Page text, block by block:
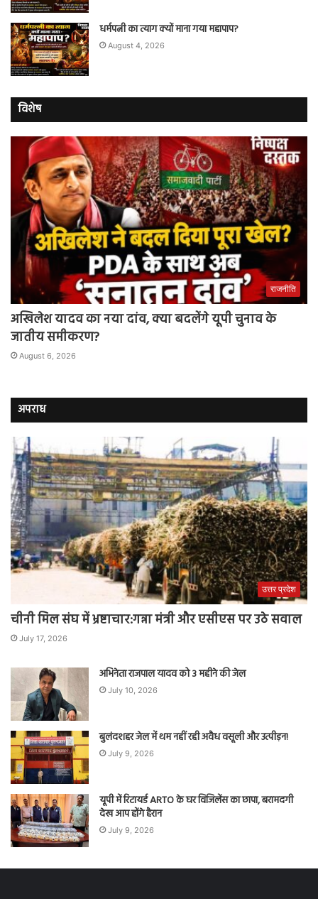
धर्मपत्नी का त्याग क्यों माना गया महापाप?
August 4, 2026
विशेष
राजनीति
अखिलेश यादव का नया दांव, क्या बदलेंगे यूपी चुनाव के
जातीय समीकरण?
August 6, 2026
अपराध
उत्तर प्रदेश
चीनी मिल संघ में भ्रष्टाचार:गन्ना मंत्री और एसीएस पर उठे सवाल
July 17, 2026
अभिनेता राजपाल यादव को 3 महीने की जेल
July 10, 2026
बुलंदशहर जेल में थम नहीं रही अवैध वसूली और उत्पीड़न!
July 9, 2026
यूपी में रिटायर्ड ARTO के घर विजिलेंस का छापा, बरामदगी
देख आप होंगे हैरान
July 9, 2026